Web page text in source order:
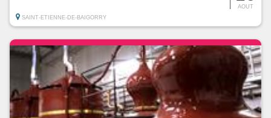
AOUT
SAINT-ETIENNE-DE-BAIGORRY